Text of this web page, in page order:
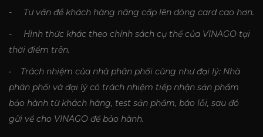
- Tư vấn để khách hàng nâng cấp lên dòng card cao hơn.
- Hình thức khác theo chính sách cụ thể của VINAGO tại
thời điểm trên.
· Trách nhiệm của nhà phân phối cũng như đại lý: Nhà
phân phối và đại lý có trách nhiệm tiếp nhận sản phẩm
bảo hành từ khách hàng, test sản phẩm, báo lỗi, sau đó
gửi về cho VINAGO để bảo hành.